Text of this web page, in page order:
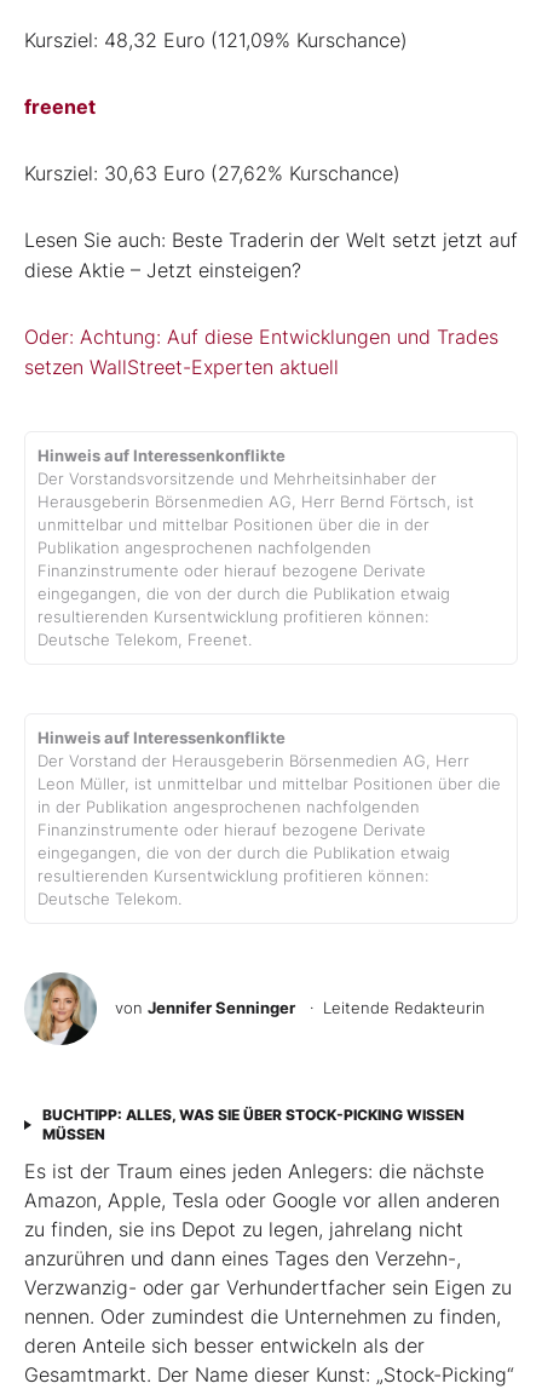
Kursziel: 48,32 Euro (121,09% Kurschance)
freenet
Kursziel: 30,63 Euro (27,62% Kurschance)
Lesen Sie auch: Beste Traderin der Welt setzt jetzt auf
diese Aktie – Jetzt einsteigen?
Oder: Achtung: Auf diese Entwicklungen und Trades
setzen WallStreet-Experten aktuell
Hinweis auf Interessenkonflikte
Der Vorstandsvorsitzende und Mehrheitsinhaber der
Herausgeberin Börsenmedien AG, Herr Bernd Förtsch, ist
unmittelbar und mittelbar Positionen über die in der
Publikation angesprochenen nachfolgenden
Finanzinstrumente oder hierauf bezogene Derivate
eingegangen, die von der durch die Publikation etwaig
resultierenden Kursentwicklung profitieren können:
Deutsche Telekom, Freenet.
Hinweis auf Interessenkonflikte
Der Vorstand der Herausgeberin Börsenmedien AG, Herr
Leon Müller, ist unmittelbar und mittelbar Positionen über die
in der Publikation angesprochenen nachfolgenden
Finanzinstrumente oder hierauf bezogene Derivate
eingegangen, die von der durch die Publikation etwaig
resultierenden Kursentwicklung profitieren können:
Deutsche Telekom.
von Jennifer Senninger · Leitende Redakteurin
BUCHTIPP: ALLES, WAS SIE ÜBER STOCK-PICKING WISSEN
MÜSSEN
Es ist der Traum eines jeden Anlegers: die nächste
Amazon, Apple, Tesla oder Google vor allen anderen
zu finden, sie ins Depot zu legen, jahrelang nicht
anzurühren und dann eines Tages den Verzehn-,
Verzwanzig- oder gar Verhundertfacher sein Eigen zu
nennen. Oder zumindest die Unternehmen zu finden,
deren Anteile sich besser entwickeln als der
Gesamtmarkt. Der Name dieser Kunst: „Stock-Picking“